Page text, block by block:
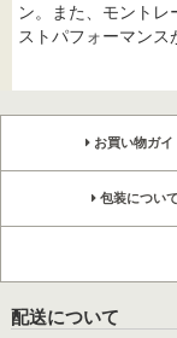
ン。また、モント
ストパフォーマンス
お買い物ガイ
包装について
配送について